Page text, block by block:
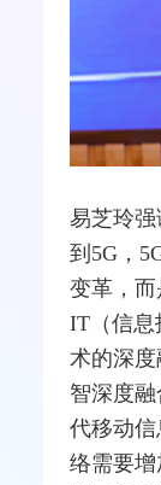
易芝玲
到5G，
变革，而
IT（信息
术的深度
智深度
代移动
络需要